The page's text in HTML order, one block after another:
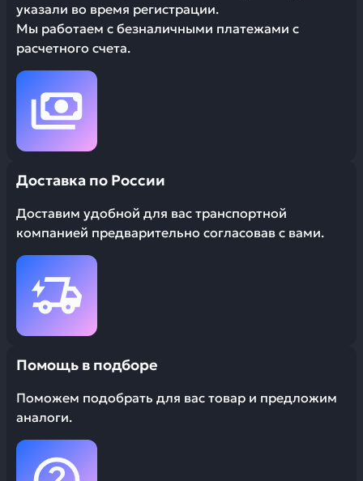
указали во время регистрации.
Мы работаем с безналичными платежами с
расчетного счета.
Доставка по России
Доставим удобной для вас транспортной
компанией предварительно согласовав с вами.
Помощь в подборе
Поможем подобрать для вас товар и предложим
аналоги.